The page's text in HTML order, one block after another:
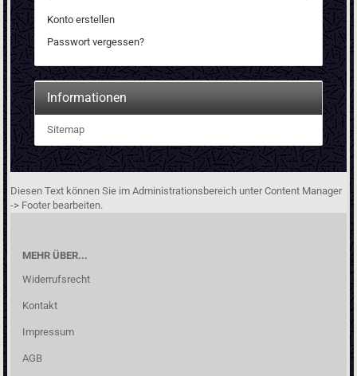
Konto erstellen
Passwort vergessen?
Informationen
Sitemap
Diesen Text können Sie im Administrationsbereich unter Content Manager
-> Footer bearbeiten.
MEHR ÜBER...
Widerrufsrecht
Kontakt
Impressum
AGB